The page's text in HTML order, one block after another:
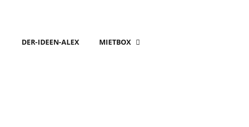
DER-IDEEN-ALEX MIETBOX